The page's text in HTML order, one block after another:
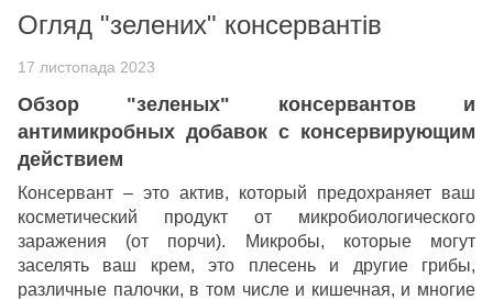
Огляд "зелених" консервантів
17 листопада 2023
Обзор "зеленых" консервантов и
антимикробных добавок с консервирующим
действием
Консервант – это актив, который предохраняет ваш
косметический продукт от микробиологического
заражения (от порчи). Микробы, которые могут
заселять ваш крем, это плесень и другие грибы,
различные палочки, в том числе и кишечная, и многие